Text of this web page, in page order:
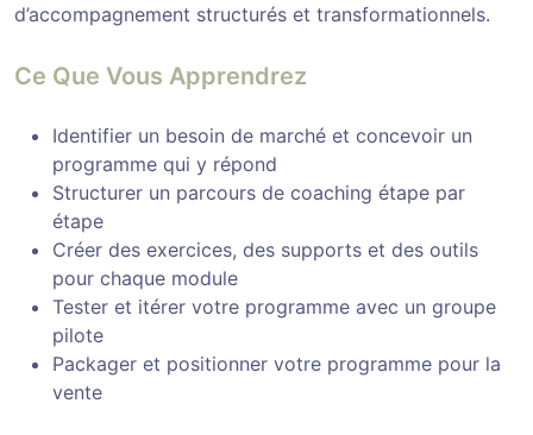
d’accompagnement structurés et transformationnels.
Ce Que Vous Apprendrez
Identifier un besoin de marché et concevoir un
programme qui y répond
Structurer un parcours de coaching étape par
étape
Créer des exercices, des supports et des outils
pour chaque module
Tester et itérer votre programme avec un groupe
pilote
Packager et positionner votre programme pour la
vente